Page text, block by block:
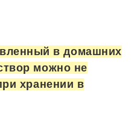
в домашних
можно не
хранении в